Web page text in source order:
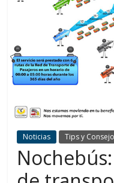
Noticias Tips y